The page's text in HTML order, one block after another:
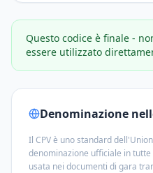
Questo codice è finale -
essere utilizzato
Denominazione
Il CPV è uno standard
denominazione ufficiale in
usata nei documenti di gara